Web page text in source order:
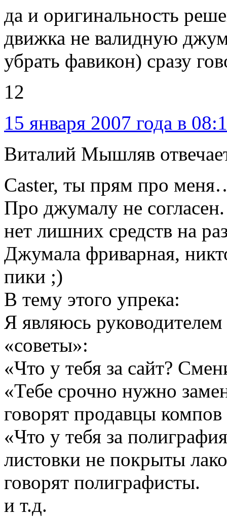
да и оригинальность
движка не валидную
убрать фавикон) сразу
12
15 января 2007 года в
Виталий Мышляв
Caster, ты прям про
Про джумалу не
нет лишних средств на
Джумала фриварная,
пики ;)
В тему этого упрека:
Я являюсь
«советы»:
«Что у тебя за сайт?
«Тебе срочно нужно
говорят продавцы компов
«Что у тебя за
листовки не покрыты
говорят полиграфисты.
и т.д.